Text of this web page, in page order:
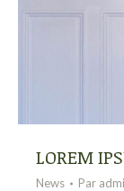
LOREM
News Par